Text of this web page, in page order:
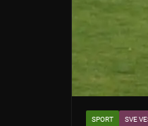
SPORT SVE